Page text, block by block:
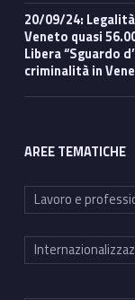
20/09/24: Legalità: crimine proliferato in pandemia, in
Veneto quasi
Libera “Sguardo
criminalità in
AREE TEMATICHE
Lavoro e